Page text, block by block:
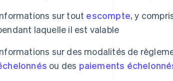
sur tout escompte, y
laquelle il est valable
sur des modalités de
ou des paiements